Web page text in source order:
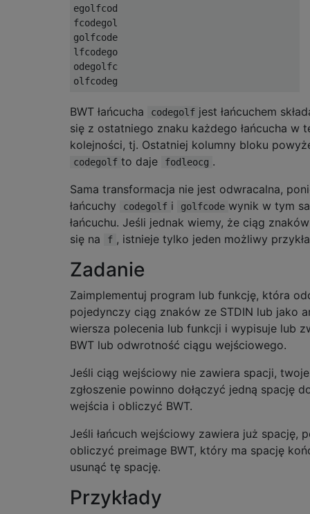
egolfcod
fcodegol
golfcode
lfcodego
odegolfc
BWT łańcucha codegolf jest łańcuchem
się z ostatniego znaku każdego łańcucha w
kolejności, tj. Ostatniej kolumny bloku
codegolf to daje fodleocg .
Sama transformacja nie jest odwracalna,
łańcuchy
codegolf i golfcode wynik w tym
łańcuchu. Jeśli jednak wiemy, że ciąg
się na
f , istnieje tylko jeden możliwy
Zadanie
Zaimplementuj program lub funkcję, która
pojedynczy ciąg znaków ze STDIN lub jako
wiersza polecenia lub funkcji i wypisuje lub
BWT lub odwrotność ciągu wejściowego.
Jeśli ciąg wejściowy nie zawiera spacji, twoje
zgłoszenie powinno dołączyć jedną spację
wejścia i obliczyć BWT.
Jeśli łańcuch wejściowy zawiera już spację,
obliczyć preimage BWT, który ma spację
usunąć tę spację.
Przykłady